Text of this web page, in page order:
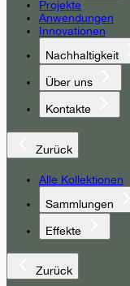
Projekte
Anwendungen
Innovationen
Nachhaltigkeit
Über uns
Kontakte
Zurück
Alle Kollektionen
Sammlungen
Effekte
Zurück